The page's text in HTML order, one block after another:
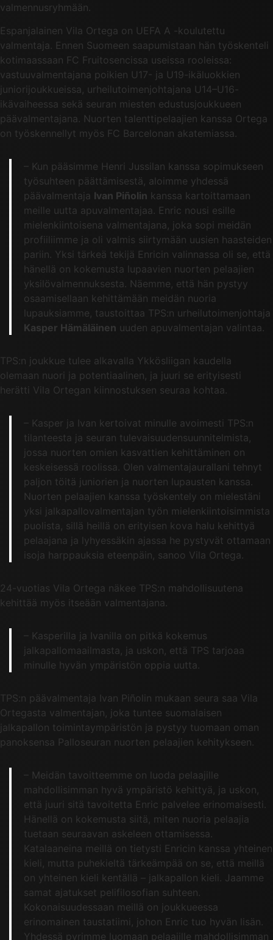
valmennusryhmään.
Espanjalainen Vila Ortega on UEFA A -koulutettu
valmentaja. Ennen Suomeen saapumistaan hän työskenteli
kotimaassaan FC Fruitosencissa useissa rooleissa:
vastuuvalmentajana poikien U17- ja U19-ikäluokkien
juniorijoukkueissa, urheilutoimenjohtajana U14–U16-
ikävaiheessa sekä seuran miesten edustusjoukkueen
päävalmentajana. Nuorten talenttipelaajien kanssa Ortega
on työskennellyt myös FC Barcelonan akatemiassa.
– Kun pääsimme Henri Jussilan kanssa sopimukseen
työsuhteen päättämisestä, aloimme yhdessä
päävalmentaja Ivan Piñolin kanssa kartoittamaan
meille uutta apuvalmentajaa. Enric nousi esille
mielenkiintoisena valmentajana, joka sopi meidän
profiiliimme ja oli valmis siirtymään uusien haasteiden
pariin. Yksi tärkeä tekijä Enricin valinnassa oli se, että
hänellä on kokemusta lupaavien nuorten pelaajien
yksilövalmennuksesta. Näemme, että hän pystyy
osaamisellaan kehittämään meidän nuoria
lupauksiamme, taustoittaa TPS:n urheilutoimenjohtaja
Kasper Hämäläinen uuden apuvalmentajan valintaa.
TPS:n joukkue tulee alkavalla Ykkösliigan kaudella
olemaan nuori ja potentiaalinen, ja juuri se erityisesti
herätti Vila Ortegan kiinnostuksen seuraa kohtaa.
– Kasper ja Ivan kertoivat minulle avoimesti TPS:n
tilanteesta ja seuran tulevaisuudensuunnitelmista,
jossa nuorten omien kasvattien kehittäminen on
keskeisessä roolissa. Olen valmentajaurallani tehnyt
paljon töitä juniorien ja nuorten lupausten kanssa.
Nuorten pelaajien kanssa työskentely on mielestäni
yksi jalkapallovalmentajan työn mielenkiintoisimmista
puolista, sillä heillä on erityisen kova halu kehittyä
pelaajana ja lyhyessäkin ajassa he pystyvät ottamaan
isoja harppauksia eteenpäin, sanoo Vila Ortega.
24-vuotias Vila Ortega näkee TPS:n mahdollisuutena
kehittää myös itseään valmentajana.
– Kasperilla ja Ivanilla on pitkä kokemus
jalkapallomaailmasta, ja uskon, että TPS tarjoaa
minulle hyvän ympäristön oppia uutta.
TPS:n päävalmentaja Ivan Piñolin mukaan seura saa Vila
Ortegasta valmentajan, joka tuntee suomalaisen
jalkapallon toimintaympäristön ja pystyy tuomaan oman
panoksensa Palloseuran nuorten pelaajien kehitykseen.
– Meidän tavoitteemme on luoda pelaajille
mahdollisimman hyvä ympäristö kehittyä, ja uskon,
että juuri sitä tavoitetta Enric palvelee erinomaisesti.
Hänellä on kokemusta siitä, miten nuoria pelaajia
tuetaan seuraavan askeleen ottamisessa.
Katalaaneina meillä on tietysti Enricin kanssa yhteinen
kieli, mutta puhekieltä tärkeämpää on se, että meillä
on yhteinen kieli kentällä – jalkapallon kieli. Jaamme
samat ajatukset pelifilosofian suhteen.
Kokonaisuudessaan meillä on joukkueessa
erinomainen taustatiimi, johon Enric tuo hyvän lisän.
Yhdessä pyrimme luomaan pelaajille mahdollisimman